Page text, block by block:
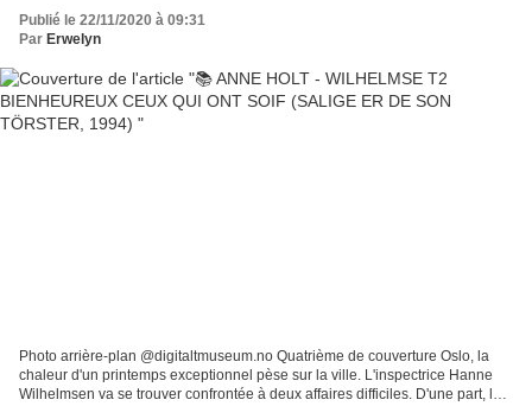
Publié le 22/11/2020 à 09:31
Par Erwelyn
Photo arrière-plan @digitaltmuseum.no Quatrième de couverture Oslo, la
chaleur d'un printemps exceptionnel pèse sur la ville. L'inspectrice Hanne
Wilhelmsen va se trouver confrontée à deux affaires difficiles. D'une part, les